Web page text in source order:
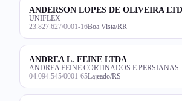
ANDERSON LOPES DE OLIVEIRA
UNIFLEX
23.827.627/0001-16Boa Vista/RR
ANDREA L. FEINE LTDA
ANDREA FEINE CORTINADOS E PERSIANAS
04.094.545/0001-65Lajeado/RS